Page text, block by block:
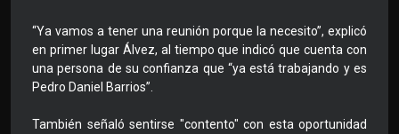
“Ya vamos a tener una reunión porque la necesito”, explicó
en primer lugar Álvez, al tiempo que indicó que cuenta con
una persona de su confianza que “ya está trabajando y es
Pedro Daniel Barrios”.
También señaló sentirse "contento" con esta oportunidad